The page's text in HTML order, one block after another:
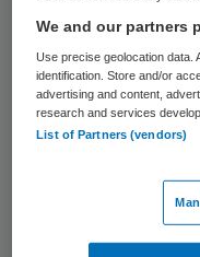
Betogers tegen
de bewindsman
soms ook
te laten halen.
dat wangedrag,
We and our partners
Use precise geolocation
identification. Store and/or
advertising and content,
research and services
List of Partners (vendors)